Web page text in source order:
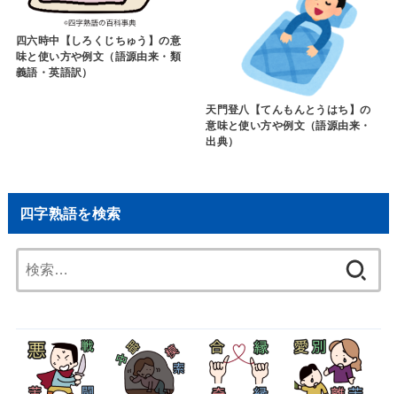
四六時中【しろくじちゅう】の意
味と使い方や例文（語源由来・類
義語・英語訳）
天門登八【てんもんとうはち】の
意味と使い方や例文（語源由来・
出典）
四字熟語を検索
索: